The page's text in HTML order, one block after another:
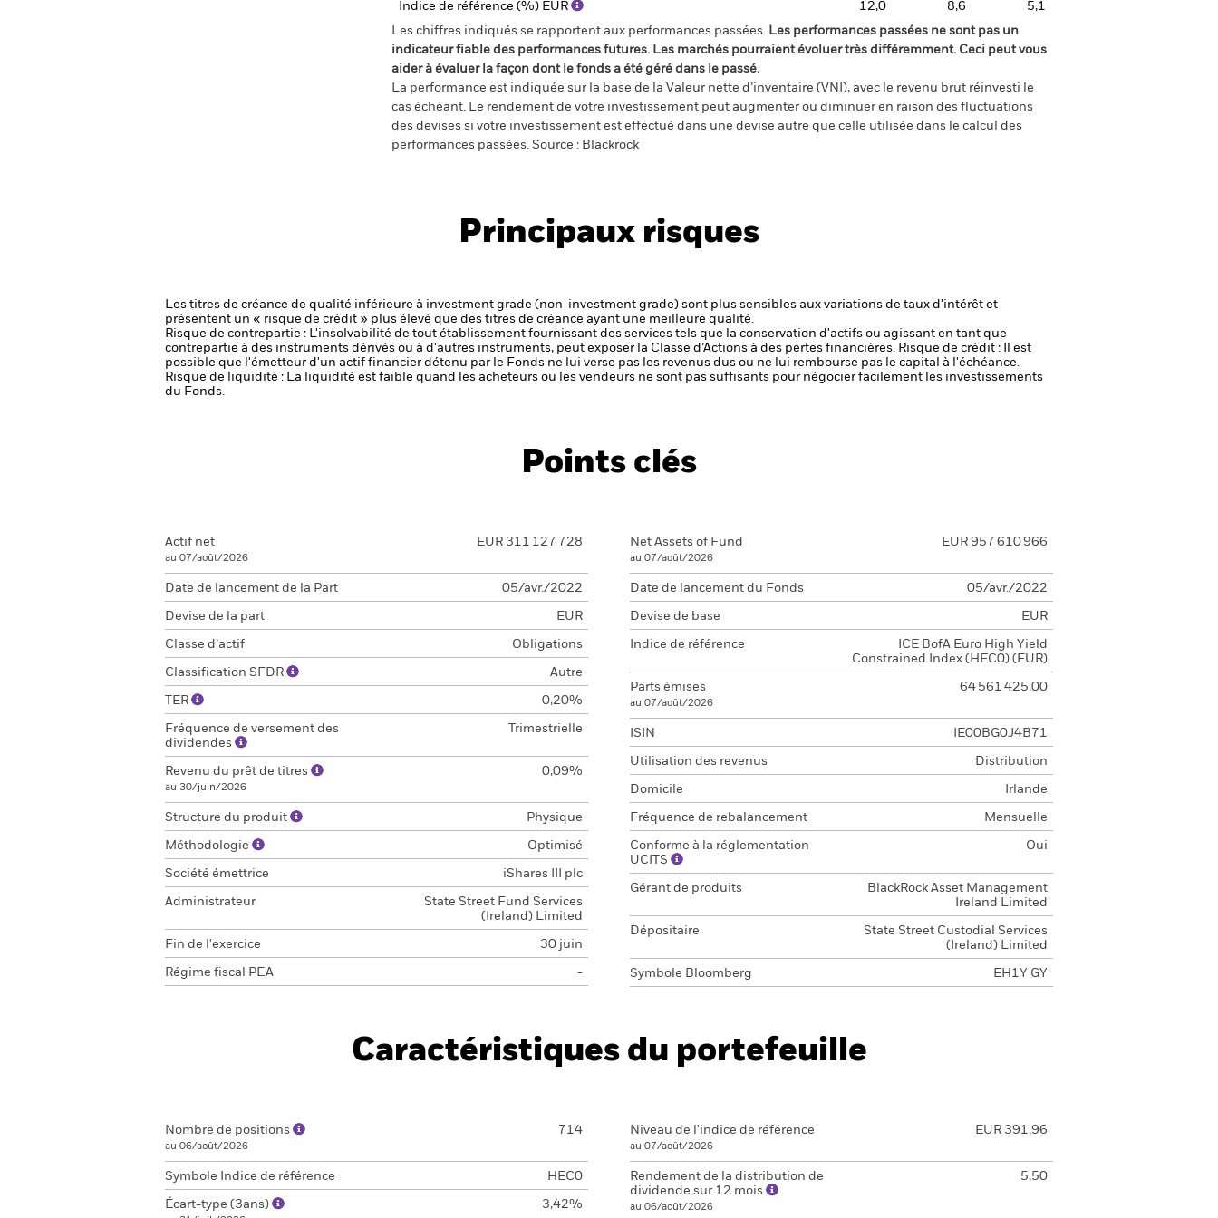
Indice de référence (%) EUR 12,0 8,6
5,1
Les chiffres indiqués se rapportent aux performances passées. Les performances passées ne sont pas un
indicateur fiable des performances futures. Les marchés pourraient évoluer très différemment. Ceci peut vous
aider à évaluer la façon dont le fonds a été géré dans le passé.
La performance est indiquée sur la base de la Valeur nette d’inventaire (VNI), avec le revenu brut réinvesti le
cas échéant. Le rendement de votre investissement peut augmenter ou diminuer en raison des fluctuations
des devises si votre investissement est effectué dans une devise autre que celle utilisée dans le calcul des
performances passées. Source : Blackrock
Principaux risques
Les titres de créance de qualité inférieure à investment grade (non-investment grade) sont plus sensibles aux variations de taux d'intérêt et
présentent un « risque de crédit » plus élevé que des titres de créance ayant une meilleure qualité.
Risque de contrepartie : L'insolvabilité de tout établissement fournissant des services tels que la conservation d'actifs ou agissant en tant que
contrepartie à des instruments dérivés ou à d'autres instruments, peut exposer la Classe d’Actions à des pertes financières. Risque de crédit : Il est
possible que l'émetteur d'un actif financier détenu par le Fonds ne lui verse pas les revenus dus ou ne lui rembourse pas le capital à l'échéance.
Risque de liquidité : La liquidité est faible quand les acheteurs ou les vendeurs ne sont pas suffisants pour négocier facilement les investissements
du Fonds.
Points clés
Actif net
au 07/août/2026
EUR 311 127 728
Date de lancement de la Part 05/avr./2022
Devise de la part EUR
Classe d’actif Obligations
Classification SFDR Autre
TER 0,20%
Fréquence de versement des
dividendes
Trimestrielle
Revenu du prêt de titres
au 30/juin/2026
0,09%
Structure du produit Physique
Méthodologie Optimisé
Société émettrice iShares III plc
Administrateur
State Street Fund Services
(Ireland) Limited
Fin de l'exercice 30 juin
Régime fiscal PEA -
Net Assets of Fund
au 07/août/2026
EUR 957 610 966
Date de lancement du Fonds 05/avr./2022
Devise de base EUR
Indice de référence
ICE BofA Euro High Yield
Constrained Index (HEC0) (EUR)
Parts émises
au 07/août/2026
64 561 425,00
ISIN IE00BG0J4B71
Utilisation des revenus Distribution
Domicile Irlande
Fréquence de rebalancement Mensuelle
Conforme à la réglementation
UCITS
Oui
Gérant de produits
BlackRock Asset Management
Ireland Limited
Dépositaire
State Street Custodial Services
(Ireland) Limited
Symbole Bloomberg EH1Y GY
Caractéristiques du portefeuille
Nombre de positions
au 06/août/2026
714
Symbole Indice de référence HEC0
Écart-type (3ans) 3,42%
Niveau de l'indice de référence
au 07/août/2026
EUR 391,96
Rendement de la distribution de
dividende sur 12 mois
au 06/août/2026
5,50